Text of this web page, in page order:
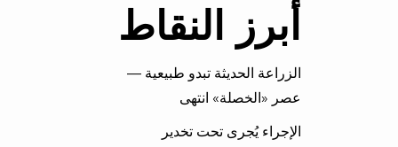
أبرز النقاط
الزراعة الحديثة تبدو طبيعية —
عصر «الخصلة» انتهى
الإجراء يُجرى تحت تخدير